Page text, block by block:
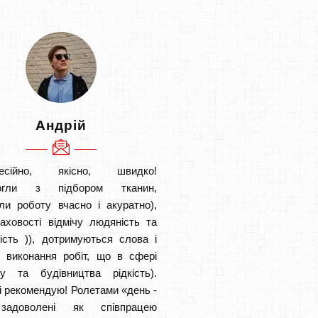
Андрій
якісно, швидко!
з підбором тканин,
роботу вчасно і акуратно),
відмічу людяність та
)), дотримуються слова і
виконання робіт, що в сфері
та будівництва рідкість).
рекомендую! Ролетами «день -
як співпрацею